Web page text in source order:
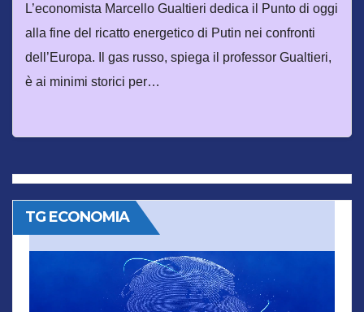
L’economista Marcello Gualtieri dedica il Punto di oggi
alla fine del ricatto energetico di Putin nei confronti
dell’Europa. Il gas russo, spiega il professor Gualtieri,
è ai minimi storici per…
TG ECONOMIA